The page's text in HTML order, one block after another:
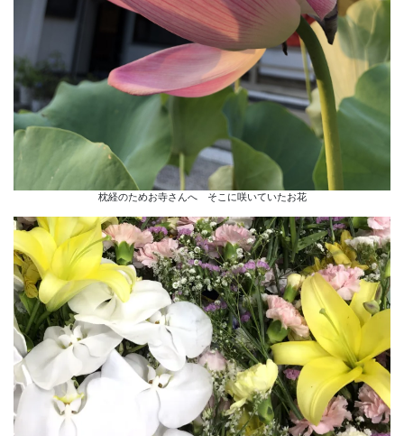
枕経のためお寺さんへ そこに咲いていたお花